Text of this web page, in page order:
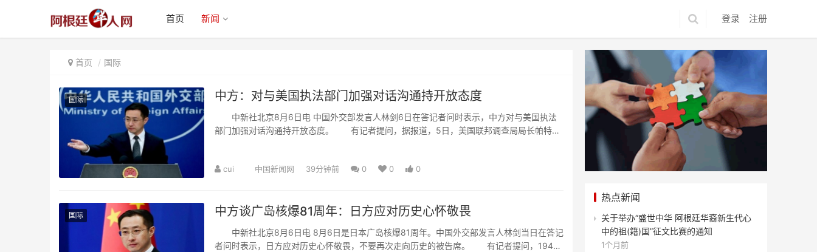
登录 注册
首页 新闻
首页 国际
国际 中方：对与美国执法部门加强对话沟通持开放态度
中新社北京8月6日电 中国外交部发言人林剑6日在答记者问时表示，中方对与美国执法
部门加强对话沟通持开放态度。 有记者提问，据报道，5日，美国联邦调查局局长帕特尔
cui 中国新闻网 39分钟前 0 0 0
国际 中方谈广岛核爆81周年：日方应对历史心怀敬畏
中新社北京8月6日电 8月6日是日本广岛核爆81周年。中国外交部发言人林剑当日在答记
者问时表示，日方应对历史心怀敬畏，不要再次走向历史的被告席。 有记者提问，1945
热点新闻
关于举办“盛世中华 阿根廷华裔新生代心
中的祖(籍)国”征文比赛的通知
1个月前